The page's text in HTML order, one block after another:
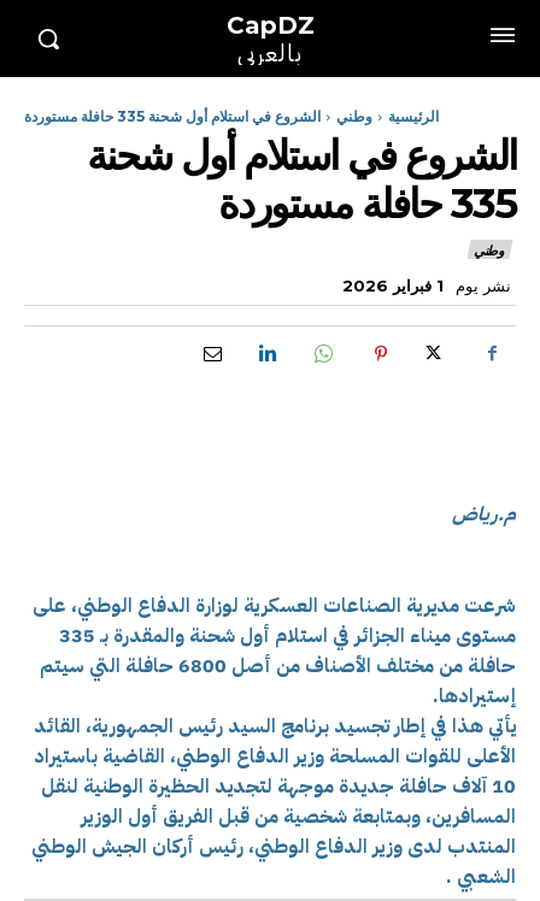
CapDZ
بالعربي
الرئيسية وطني الشروع في استلام أول شحنة 335 حافلة مستوردة
الشروع في استلام أول شحنة
335 حافلة مستوردة
وطني
نشر يوم 1 فبراير 2026
م.رياض
شرعت مديرية الصناعات العسكرية لوزارة الدفاع الوطني، على
مستوى ميناء الجزائر في استلام أول شحنة والمقدرة بـ 335
حافلة من مختلف الأصناف من أصل 6800 حافلة التي سيتم
إستيرادها.
يأتي هذا في إطار تجسيد برنامج السيد رئيس الجمهورية، القائد
الأعلى للقوات المسلحة وزير الدفاع الوطني، القاضية باستيراد
10 آلاف حافلة جديدة موجهة لتجديد الحظيرة الوطنية لنقل
المسافرين، وبمتابعة شخصية من قبل الفريق أول الوزير
المنتدب لدى وزير الدفاع الوطني، رئيس أركان الجيش الوطني
الشعبي .